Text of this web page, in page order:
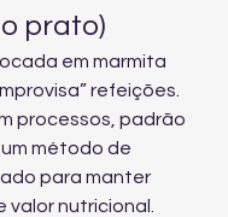
prato)
em marmita
refeições.
processos, padrão
método de
para manter
nutricional.